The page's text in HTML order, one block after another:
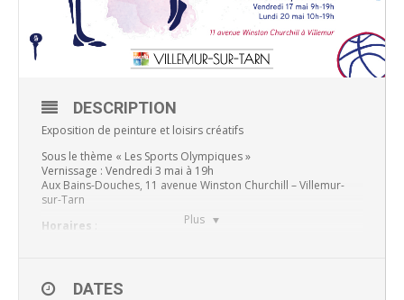
Plus
DESCRIPTION
Exposition de peinture et loisirs créatifs
Sous le thème « Les Sports Olympiques »
Vernissage : Vendredi 3 mai à 19h
Aux Bains-Douches, 11 avenue Winston Churchill – Villemur-
sur-Tarn
Horaires
De 15h à19h du mardi au vendredi.
DATES